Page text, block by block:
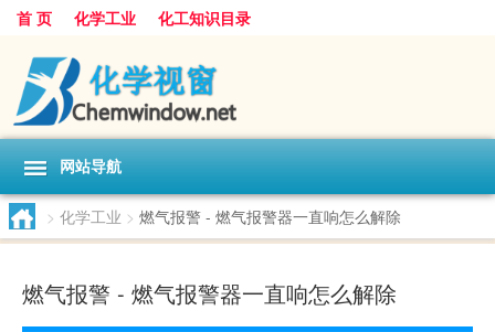
首 页 化学工业 化工知识目录
网站导航
> 化学工业 > 燃气报警 - 燃气报警器一直响怎么解除
燃气报警 - 燃气报警器一直响怎么解除